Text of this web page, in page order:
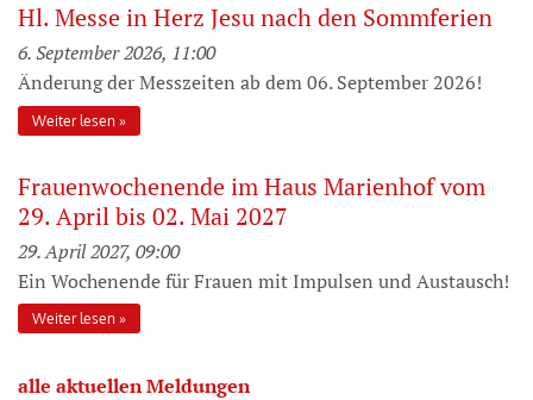
Hl. Messe in Herz Jesu nach den Sommferien
6. September 2026, 11:00
Änderung der Messzeiten ab dem 06. September 2026!
Weiter lesen
Frauenwochenende im Haus Marienhof vom
29. April bis 02. Mai 2027
29. April 2027, 09:00
Ein Wochenende für Frauen mit Impulsen und Austausch!
Weiter lesen
alle aktuellen Meldungen